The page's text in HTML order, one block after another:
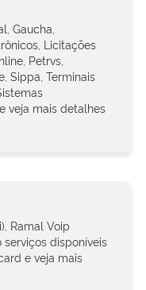
Gaucha,
Licitações
Petrvs,
Sippa, Terminais
veja mais detalhes
Ramal Voip
serviços disponíveis
e veja mais